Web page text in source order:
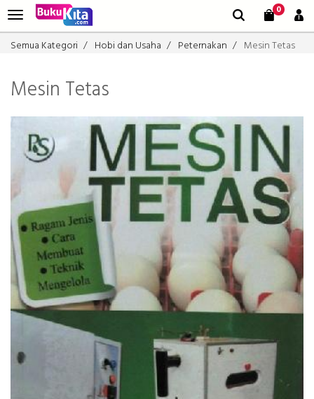
0
Semua Kategori Hobi dan Usaha Peternakan Mesin Tetas
Mesin Tetas